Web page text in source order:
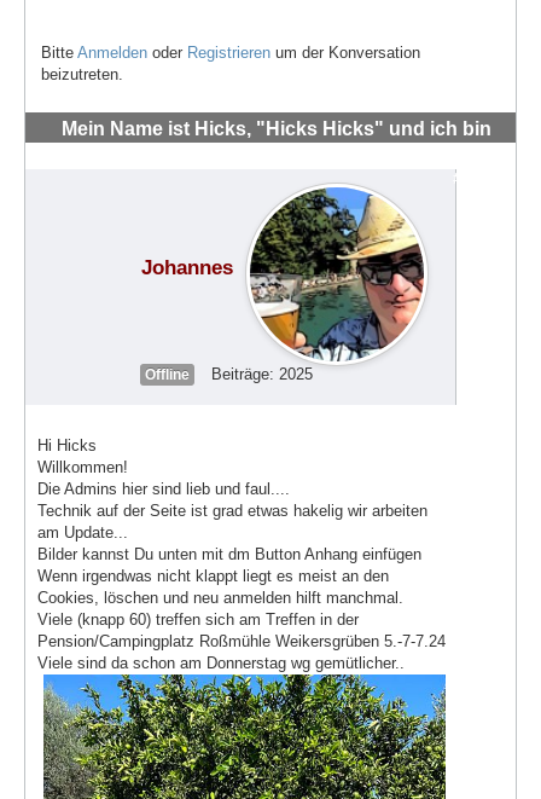
Bitte Anmelden oder Registrieren um der Konversation
beizutreten.
Mein Name ist Hicks, "Hicks Hicks" und ich bin
#71234
Johannes
Offline Beiträge: 2025
Hi Hicks
Willkommen!
Die Admins hier sind lieb und faul....
Technik auf der Seite ist grad etwas hakelig wir arbeiten
am Update...
Bilder kannst Du unten mit dm Button Anhang einfügen
Wenn irgendwas nicht klappt liegt es meist an den
Cookies, löschen und neu anmelden hilft manchmal.
Viele (knapp 60) treffen sich am Treffen in der
Pension/Campingplatz Roßmühle Weikersgrüben 5.-7-7.24
Viele sind da schon am Donnerstag wg gemütlicher..